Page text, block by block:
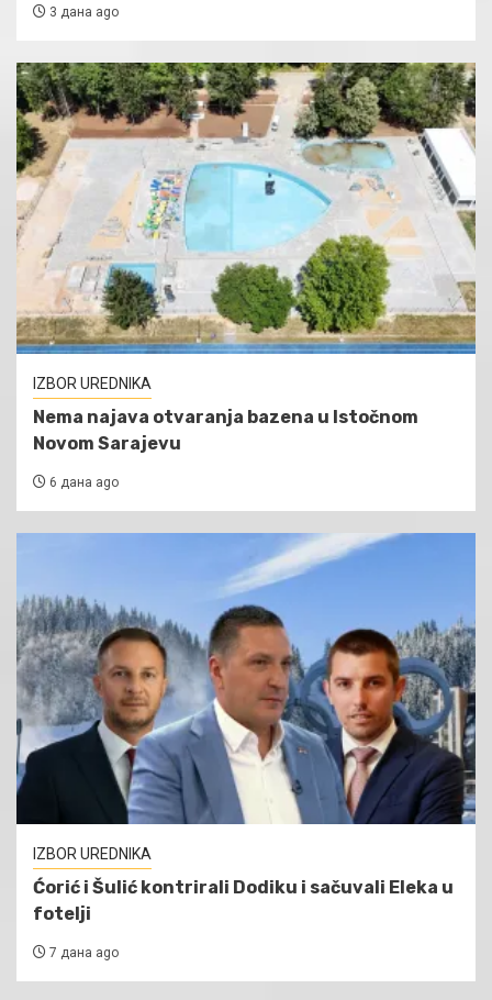
3 дана ago
IZBOR UREDNIKA
Nema najava otvaranja bazena u Istočnom
Novom Sarajevu
6 дана ago
IZBOR UREDNIKA
Ćorić i Šulić kontrirali Dodiku i sačuvali Eleka u
fotelji
7 дана ago